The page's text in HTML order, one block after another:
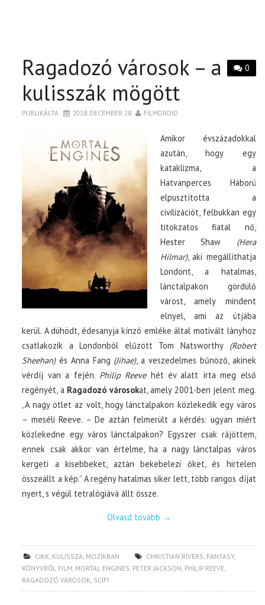
0
Ragadozó városok – a
kulisszák mögött
PUBLIKÁLTA 2018. DECEMBER 28. FILMDROID
Amikor évszázadokkal
azután, hogy egy
kataklizma, a
Hatvanperces Háború
elpusztította a
civilizációt, felbukkan egy
titokzatos fiatal nő,
Hester Shaw (Hera
Hilmar), aki megállíthatja
Londont, a hatalmas,
lánctalpakon gördülő
várost, amely mindent
elnyel, ami az útjába
kerül. A dühödt, édesanyja kínzó emléke által motivált lányhoz
csatlakozik a Londonból elűzött Tom Natsworthy (Robert
Sheehan)és Anna Fang (Jihae), a veszedelmes bűnöző, akinek
vérdíj van a fején. Philip Reevehét év alatt írta meg első
regényét, a Ragadozó városokat, amely 2001-ben jelent meg.
„A nagy ötlet az volt, hogy lánctalpakon közlekedik egy város
– meséli Reeve. – De aztán felmerült a kérdés: ugyan miért
közlekedne egy város lánctalpakon? Egyszer csak rájöttem,
ennek csak akkor van értelme, ha a nagy lánctalpas város
kergeti a kisebbeket, aztán bekebelezi őket, és hirtelen
összeállt a kép.” A regény hatalmas siker lett, több rangos díjat
nyert, s végül tetralógiává állt össze.
Olvasd tovább →
CIKK KULISSZA MOZIKBAN CHRISTIAN RIVERS FANTASY,
KÖNYVBŐL FILM MORTAL ENGINES PETER JACKSON PHILIP REEVE
RAGADOZÓ VÁROSOK SCIFI